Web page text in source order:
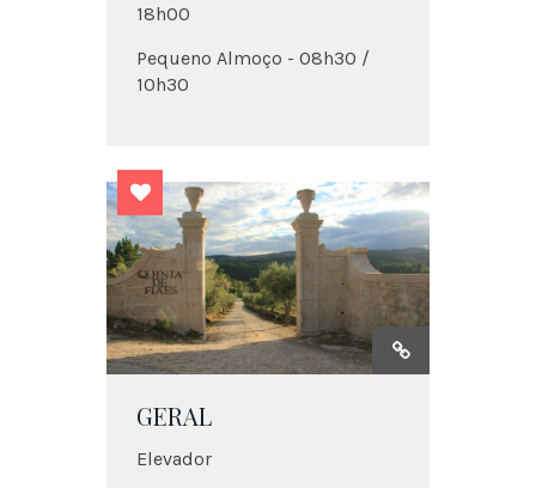
18h00
Pequeno Almoço - 08h30 /
10h30
GERAL
Elevador